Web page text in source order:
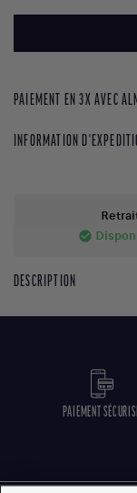
PAIEMENT EN 3X AVEC
INFORMATION
check_circle
DESCRIPTION
PAIEMENT